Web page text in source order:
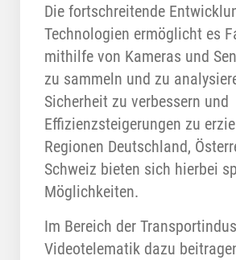
Die fortschreitende
Technologien ermöglicht es
mithilfe von Kameras und
zu sammeln und zu
Sicherheit zu verbessern und
Effizienzsteigerungen zu
Regionen Deutschland,
Schweiz bieten sich hierbei
Möglichkeiten.
Im Bereich der
Videotelematik dazu